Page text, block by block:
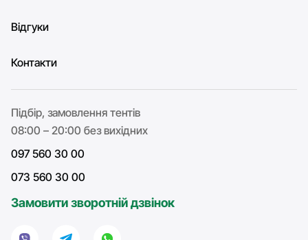
Відгуки
Контакти
Підбір, замовлення тентів
08:00 – 20:00 без вихідних
097 560 30 00
073 560 30 00
Замовити зворотній дзвінок